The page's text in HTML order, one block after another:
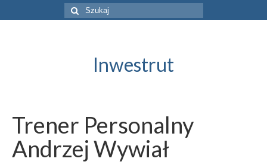
Szuklaj
w:
Inwestrut
Trener Personalny
Andrzej Wywiał